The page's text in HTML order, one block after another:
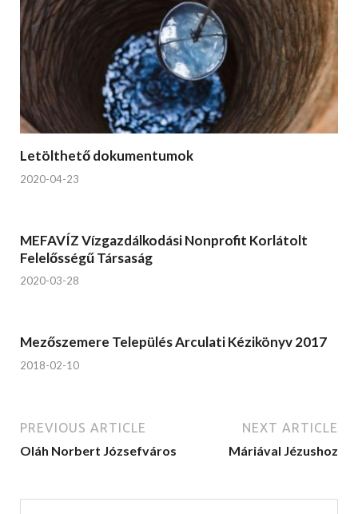
Letölthető dokumentumok
2020-04-23
MEFAVÍZ Vízgazdálkodási Nonprofit Korlátolt
Felelősségű Társaság
2020-03-28
Mezőszemere Település Arculati Kézikönyv 2017
2018-02-10
PREVIOUS ARTICLE
Oláh Norbert Józsefváros
NEXT ARTICLE
Máriával Jézushoz